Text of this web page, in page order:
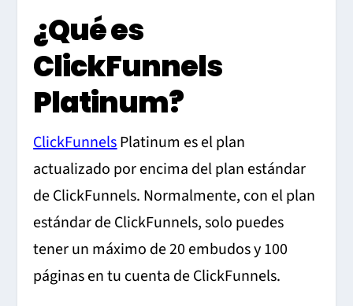
¿Qué es
ClickFunnels
Platinum?
ClickFunnelsPlatinum es el plan
actualizado por encima del plan estándar
de ClickFunnels. Normalmente, con el plan
estándar de ClickFunnels, solo puedes
tener un máximo de 20 embudos y 100
páginas en tu cuenta de ClickFunnels.